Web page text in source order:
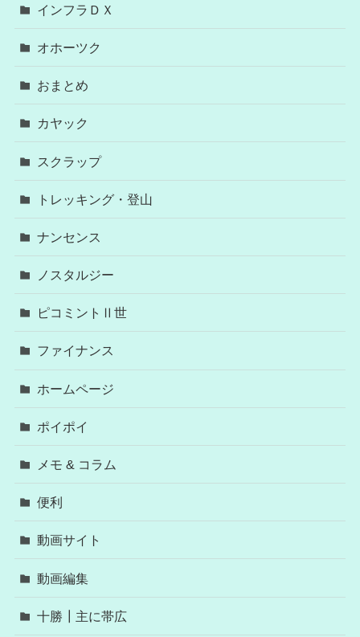
インフラＤＸ
オホーツク
おまとめ
カヤック
スクラップ
トレッキング・登山
ナンセンス
ノスタルジー
ピコミントⅡ世
ファイナンス
ホームページ
ポイポイ
メモ & コラム
便利
動画サイト
動画編集
十勝┃主に帯広